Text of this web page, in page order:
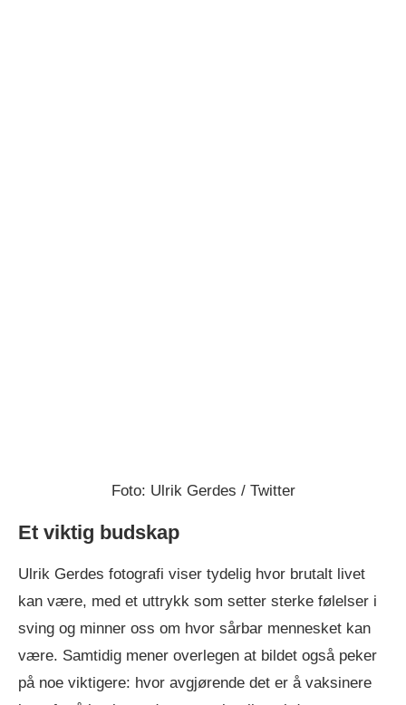
Foto: Ulrik Gerdes / Twitter
Et viktig budskap
Ulrik Gerdes fotografi viser tydelig hvor brutalt livet
kan være, med et uttrykk som setter sterke følelser i
sving og minner oss om hvor sårbar mennesket kan
være. Samtidig mener overlegen at bildet også peker
på noe viktigere: hvor avgjørende det er å vaksinere